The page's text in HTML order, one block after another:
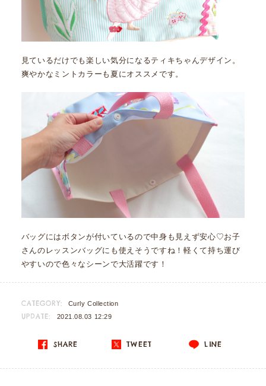
見ているだけでも楽しい気分になるティキちゃんデザイン。
爽やかなミントカラーも夏にオススメです。
バッグにはボタンが付いているので中身も見えず安心♡お子
さんのレッスンバッグにも使えそうですね！軽くて持ち運び
やすいので色々なシーンで大活躍です！
CATEGORY: Curly Collection
UPDATE: 2021.08.03 12:29
SHARE TWEET LINE